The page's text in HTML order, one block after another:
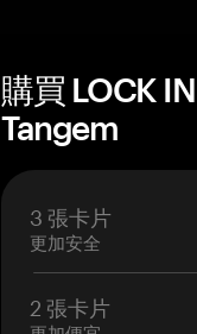
購買 LOCK
Tangem
3 張卡片
更加安全
2 張卡片